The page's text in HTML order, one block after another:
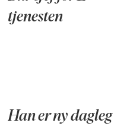
tjenesten
Han er ny dagleg